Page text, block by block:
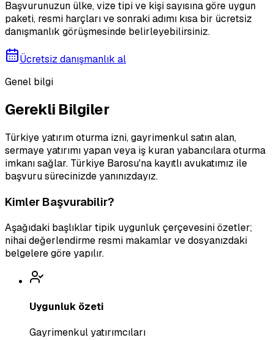
Başvurunuzun ülke, vize tipi ve kişi sayısına göre uygun
paketi, resmi harçları ve sonraki adımı kısa bir ücretsiz
danışmanlık görüşmesinde belirleyebilirsiniz.
Ücretsiz danışmanlık al
Genel bilgi
Gerekli Bilgiler
Türkiye yatırım oturma izni, gayrimenkul satın alan,
sermaye yatırımı yapan veya iş kuran yabancılara oturma
imkanı sağlar. Türkiye Barosu'na kayıtlı avukatımız ile
başvuru sürecinizde yanınızdayız.
Kimler Başvurabilir?
Aşağıdaki başlıklar tipik uygunluk çerçevesini özetler;
nihai değerlendirme resmi makamlar ve dosyanızdaki
belgelere göre yapılır.
Uygunluk özeti
Gayrimenkul yatırımcıları